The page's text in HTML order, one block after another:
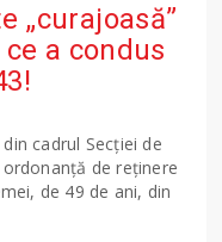
„curajoasă”
a condus
cadrul Secției de
de reținere
de 49 de ani, din